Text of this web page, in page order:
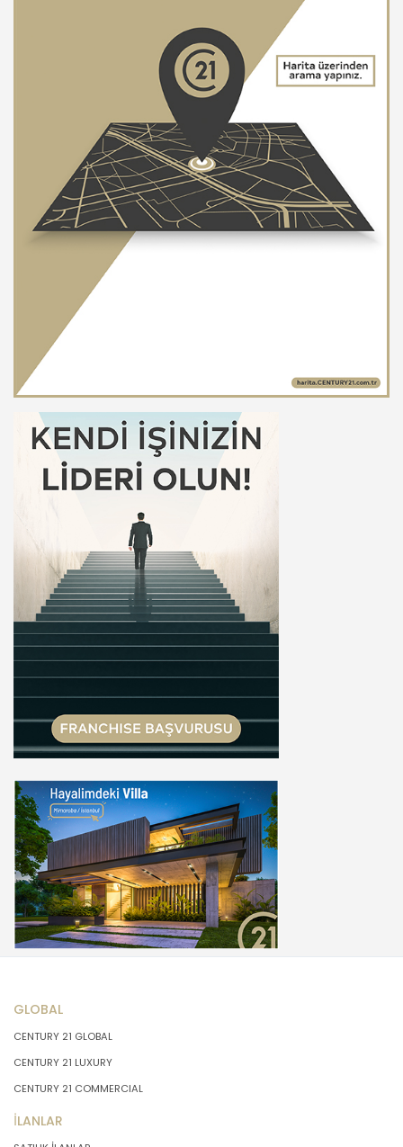
GLOBAL
CENTURY 21 GLOBAL
CENTURY 21 LUXURY
CENTURY 21 COMMERCIAL
İLANLAR